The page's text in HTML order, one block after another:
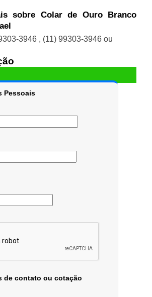
sobre Colar de Ouro Branco
3946 , (11) 99303-3946 ou
Pessoais
de contato ou cotação